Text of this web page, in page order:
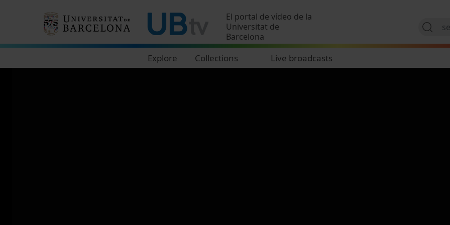
El portal de vídeo de la
Universitat de
Barcelona
Explore Collections Live broadcasts